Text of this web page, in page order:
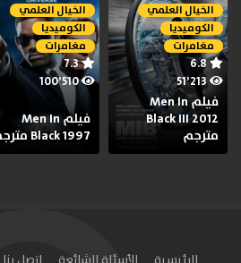
الخيال العلمي
الكوميديا
مغامرات
6.8
51٬213
فيلم Men In
Black III 2012
مترجم
الخيال العلمي
الكوميديا
مغامرات
7.3
100٬510
فيلم Men In
Black 1997 مترجم